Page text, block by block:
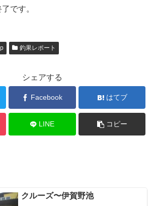
です。
釣果レポート
シェアする
Facebook はてブ
LINE コピー
クルーズ〜伊賀野池